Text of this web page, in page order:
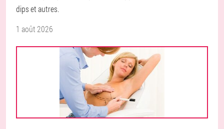
dips et autres.
1 août 2026